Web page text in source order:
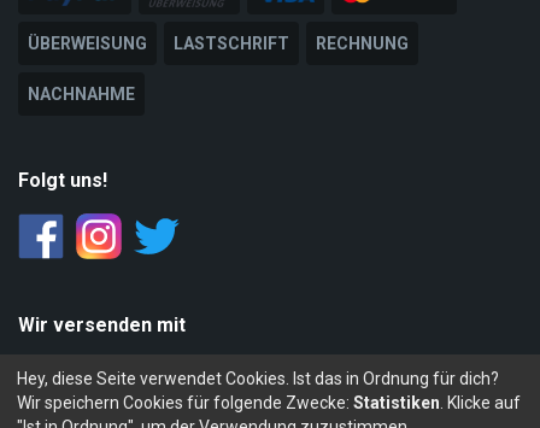
ÜBERWEISUNG LASTSCHRIFT RECHNUNG
NACHNAHME
Folgt uns!
Wir versenden mit
PACKSTATION
Hey, diese Seite verwendet Cookies. Ist das in Ordnung für dich?
Wir speichern Cookies für folgende Zwecke: Statistiken . Klicke auf